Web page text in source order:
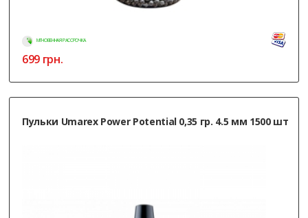
МГНОВЕННАЯ РАССРОЧКА
699грн.
Пульки Umarex Power Potential 0,35 гр. 4.5 мм 1500 шт